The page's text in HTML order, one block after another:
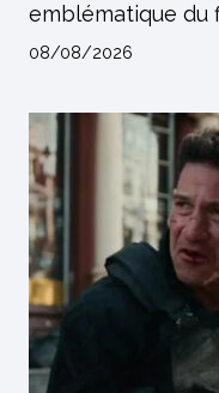
emblématique du
08/08/2026